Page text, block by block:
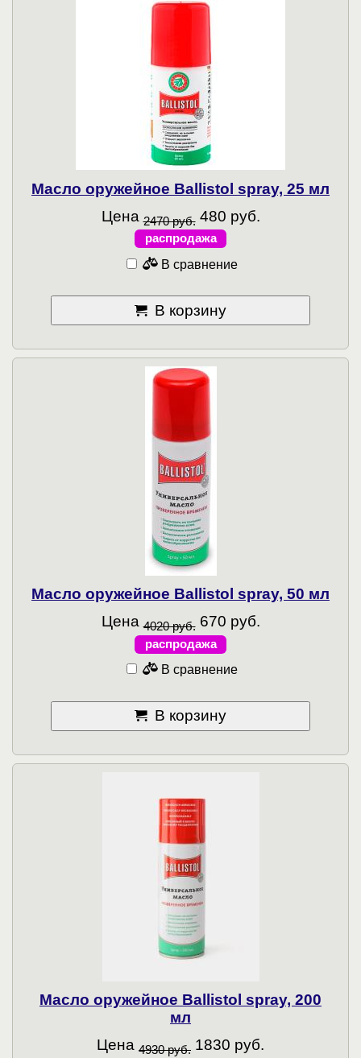
Масло оружейное Ballistol spray, 25 мл
Цена 2470 руб. 480 руб.
распродажа
В сравнение
В корзину
Масло оружейное Ballistol spray, 50 мл
Цена 4020 руб. 670 руб.
распродажа
В сравнение
В корзину
Масло оружейное Ballistol spray, 200
мл
Цена 4930 руб. 1830 руб.